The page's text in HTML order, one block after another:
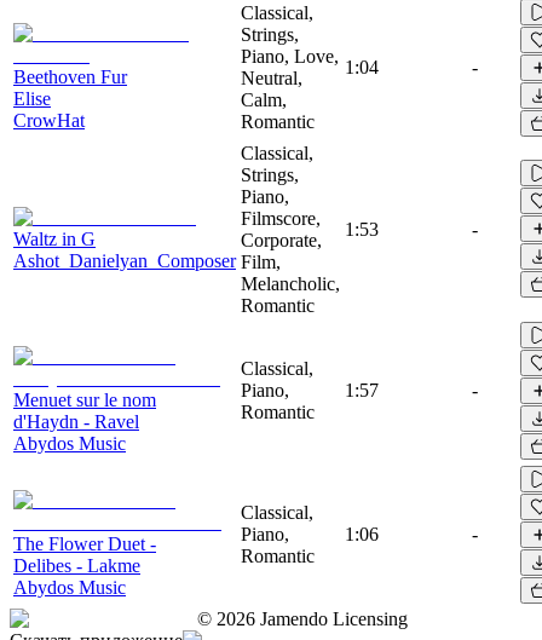
Beethoven Fur
Elise
CrowHat
Classical,
Strings,
Piano, Love,
Neutral,
Calm,
Romantic
1:04 -
Waltz in G
Ashot_Danielyan_Composer
Classical,
Strings,
Piano,
Filmscore,
Corporate,
Film,
Melancholic,
Romantic
1:53 -
Menuet sur le nom
d'Haydn - Ravel
Abydos Music
Classical,
Piano,
Romantic
1:57 -
The Flower Duet -
Delibes - Lakme
Abydos Music
Classical,
Piano,
Romantic
1:06 -
© 2026 Jamendo Licensing